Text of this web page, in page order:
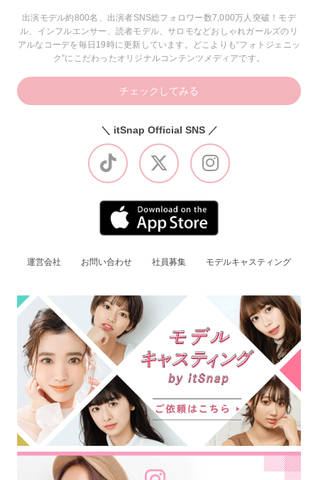
出演モデル約800名、出演者SNS総フォロワー数7,000万人突破！モデ
ル、インフルエンサー、読者モデル、サロモなどおしゃれガールズのリ
アルなコーデを毎日19時に更新しています。どこよりも“フォトジェニッ
ク”にこだわったオリジナルコンテンツメディアです。
チェックしてみる
＼ itSnap Official SNS ／
運営会社 お問い合わせ 社員募集 モデルキャスティング